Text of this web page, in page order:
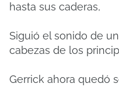
hasta sus caderas,
Siguió el sonido de
cabezas de los
Gerrick ahora quedó